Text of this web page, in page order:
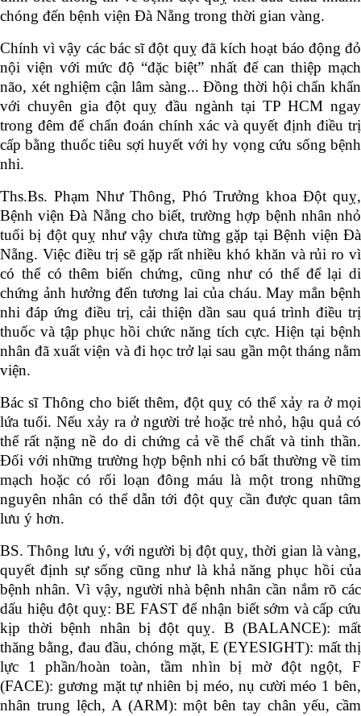
chóng đến bệnh viện Đà Nẵng trong thời gian vàng.
Chính vì vậy các bác sĩ đột quỵ đã kích hoạt báo động đỏ
nội viện với mức độ “đặc biệt” nhất để can thiệp mạch
não, xét nghiệm cận lâm sàng... Đồng thời hội chẩn khẩn
với chuyên gia đột quỵ đầu ngành tại TP HCM ngay
trong đêm để chẩn đoán chính xác và quyết định điều trị
cấp bằng thuốc tiêu sợi huyết với hy vọng cứu sống bệnh
nhi.
Ths.Bs. Phạm Như Thông, Phó Trưởng khoa Đột quỵ,
Bệnh viện Đà Nẵng cho biết, trường hợp bệnh nhân nhỏ
tuổi bị đột quỵ như vậy chưa từng gặp tại Bệnh viện Đà
Nẵng. Việc điều trị sẽ gặp rất nhiều khó khăn và rủi ro vì
có thể có thêm biến chứng, cũng như có thể để lại di
chứng ảnh hưởng đến tương lai của cháu. May mắn bệnh
nhi đáp ứng điều trị, cải thiện dần sau quá trình điều trị
thuốc và tập phục hồi chức năng tích cực. Hiện tại bệnh
nhân đã xuất viện và đi học trở lại sau gần một tháng nằm
viện.
Bác sĩ Thông cho biết thêm, đột quỵ có thể xảy ra ở mọi
lứa tuổi. Nếu xảy ra ở người trẻ hoặc trẻ nhỏ, hậu quả có
thể rất nặng nề do di chứng cả về thể chất và tinh thần.
Đối với những trường hợp bệnh nhi có bất thường về tim
mạch hoặc có rối loạn đông máu là một trong những
nguyên nhân có thể dẫn tới đột quỵ cần được quan tâm
lưu ý hơn.
BS. Thông lưu ý, với người bị đột quỵ, thời gian là vàng,
quyết định sự sống cũng như là khả năng phục hồi của
bệnh nhân. Vì vậy, người nhà bệnh nhân cần nắm rõ các
dấu hiệu đột quỵ: BE FAST để nhận biết sớm và cấp cứu
kịp thời bệnh nhân bị đột quỵ. B (BALANCE): mất
thăng bằng, đau đầu, chóng mặt, E (EYESIGHT): mất thị
lực 1 phần/hoàn toàn, tầm nhìn bị mờ đột ngột, F
(FACE): gương mặt tự nhiên bị méo, nụ cười méo 1 bên,
nhân trung lệch, A (ARM): một bên tay chân yếu, cầm